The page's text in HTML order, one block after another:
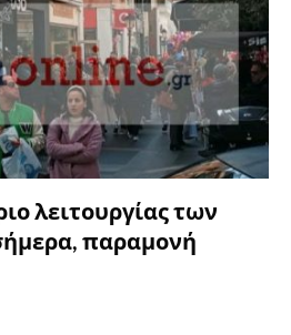
λειτουργίας των
παραμονή